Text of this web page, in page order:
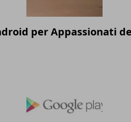
per Appassionati